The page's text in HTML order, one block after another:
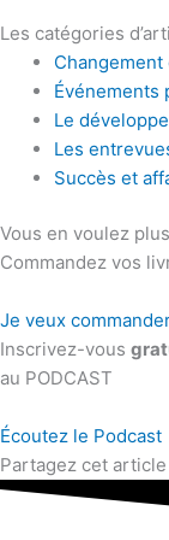
Les catégories
Événements
Le
Les
Succès et
Vous en voulez
Commandez vos
Je veux
Inscrivez-vous
au PODCAST
Écoutez le Podcast
Partagez cet